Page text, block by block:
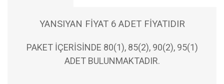
YANSIYAN FİYAT 6 ADET FİYATIDIR
PAKET İÇERİSİNDE 80(1), 85(2), 90(2), 95(1)
ADET BULUNMAKTADIR.